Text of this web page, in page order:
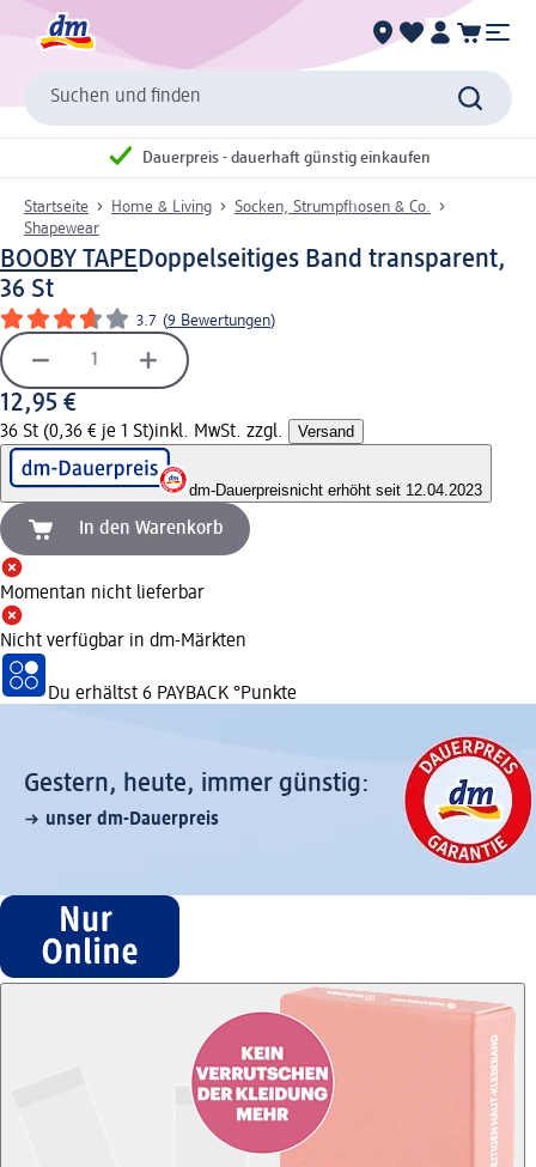
Suchen und finden
Dauerpreis - dauerhaft günstig einkaufen
Startseite Home & Living
Socken, Strumpfhosen & Co.
Shapewear
BOOBY TAPEDoppelseitiges Band transparent,
36 St
3.7 (9 Bewertungen)
12,95 €
36 St (0,36 € je 1 St)inkl. MwSt. zzgl. Versand
dm-Dauerpreisnicht erhöht seit 12.04.2023
In den Warenkorb
Momentan nicht lieferbar
Nicht verfügbar in dm-Märkten
Du erhältst 6 PAYBACK °Punkte
Gestern, heute, immer günstig:
unser dm-Dauerpreis